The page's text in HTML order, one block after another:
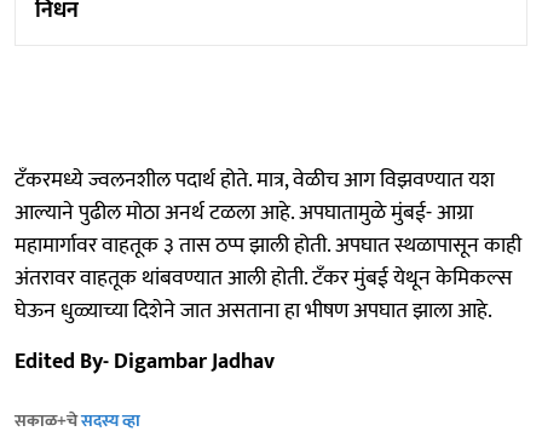
निधन
टँकरमध्ये ज्वलनशील पदार्थ होते. मात्र, वेळीच आग विझवण्यात यश
आल्याने पुढील मोठा अनर्थ टळला आहे. अपघातामुळे मुंबई- आग्रा
महामार्गावर वाहतूक ३ तास ठप्प झाली होती. अपघात स्थळापासून काही
अंतरावर वाहतूक थांबवण्यात आली होती. टँकर मुंबई येथून केमिकल्स
घेऊन धुळ्याच्या दिशेने जात असताना हा भीषण अपघात झाला आहे.
Edited By- Digambar Jadhav
सकाळ+चेसदस्य व्हा